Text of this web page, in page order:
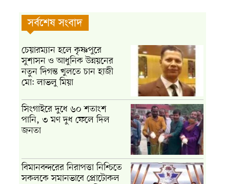
সর্বশেষ সংবাদ
চেয়ারম্যান হলে কৃষ্ণপুরে
সুশাসন ও আধুনিক উন্নয়নের
নতুন দিগন্ত খুলতে চান হাজী
মো: লাভলু মিয়া
সিংগাইরে দুধে ৬০ শতাংশ
পানি, ৩ মণ দুধ ফেলে দিল
জনতা
বিমানবন্দরের নিরাপত্তা নিশ্চিতে
সকলকে সমানভাবে প্রোটোকল